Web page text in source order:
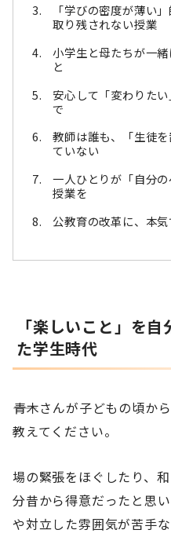
「学びの密度が薄い
取り残されない授業
小学生と母たちが一
と
安心して「変わりた
で
教師は誰も、「生徒
ていない
一人ひとりが「自分
授業を
公教育の改革に、本
「楽しいこと」を
た学生時代
――青木さんが子どもの頃
教えてください。
場の緊張をほぐしたり、
分昔から得意だったと思
や対立した雰囲気が苦手